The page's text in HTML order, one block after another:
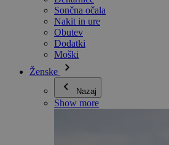
Sončna očala
Nakit in ure
Obutev
Dodatki
Moški
Ženske
Nazaj
Show more